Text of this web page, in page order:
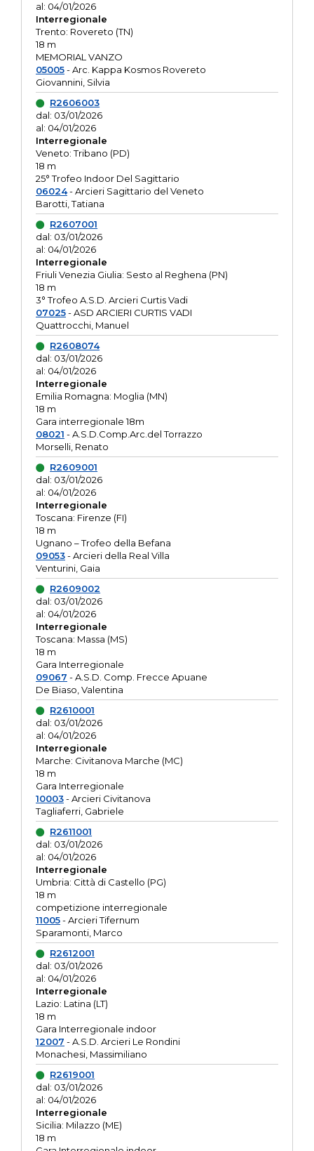
al: 04/01/2026
Interregionale
Trento: Rovereto (TN)
18 m
MEMORIAL VANZO
05005- Arc. Kappa Kosmos Rovereto
Giovannini, Silvia
R2606003
dal: 03/01/2026
al: 04/01/2026
Interregionale
Veneto: Tribano (PD)
18 m
25° Trofeo Indoor Del Sagittario
06024- Arcieri Sagittario del Veneto
Barotti, Tatiana
R2607001
dal: 03/01/2026
al: 04/01/2026
Interregionale
Friuli Venezia Giulia: Sesto al Reghena (PN)
18 m
3° Trofeo A.S.D. Arcieri Curtis Vadi
07025- ASD ARCIERI CURTIS VADI
Quattrocchi, Manuel
R2608074
dal: 03/01/2026
al: 04/01/2026
Interregionale
Emilia Romagna: Moglia (MN)
18 m
Gara interregionale 18m
08021 - A.S.D.Comp.Arc.del Torrazzo
Morselli, Renato
R2609001
dal: 03/01/2026
al: 04/01/2026
Interregionale
Toscana: Firenze (FI)
18 m
Ugnano – Trofeo della Befana
09053- Arcieri della Real Villa
Venturini, Gaia
R2609002
dal: 03/01/2026
al: 04/01/2026
Interregionale
Toscana: Massa (MS)
18 m
Gara Interregionale
09067 - A.S.D. Comp. Frecce Apuane
De Biaso, Valentina
R2610001
dal: 03/01/2026
al: 04/01/2026
Interregionale
Marche: Civitanova Marche (MC)
18 m
Gara Interregionale
10003- Arcieri Civitanova
Tagliaferri, Gabriele
R2611001
dal: 03/01/2026
al: 04/01/2026
Interregionale
Umbria: Città di Castello (PG)
18 m
competizione interregionale
11005- Arcieri Tifernum
Sparamonti, Marco
R2612001
dal: 03/01/2026
al: 04/01/2026
Interregionale
Lazio: Latina (LT)
18 m
Gara Interregionale indoor
12007 - A.S.D. Arcieri Le Rondini
Monachesi, Massimiliano
R2619001
dal: 03/01/2026
al: 04/01/2026
Interregionale
Sicilia: Milazzo (ME)
18 m